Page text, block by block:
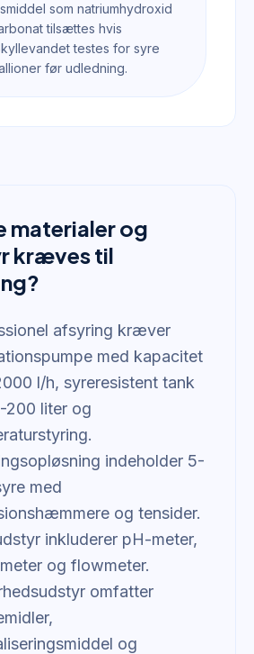
som natriumhydroxid
tilsættes hvis
testes for syre
før udledning.
materialer og
kræves til
afsyring kræver
med kapacitet
l/h, syreresistent tank
200 liter og
indeholder 5-
med
og tensider.
inkluderer pH-meter,
og flowmeter.
omfatter
og